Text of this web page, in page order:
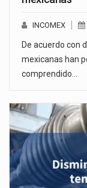
INCOMEX
De acuerdo con
mexicanas han
comprendido…